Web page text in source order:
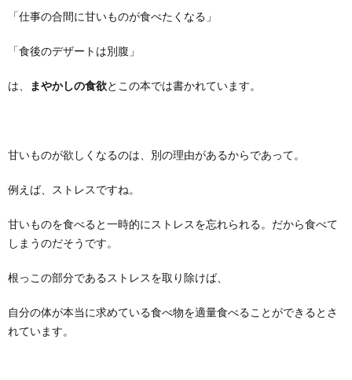
「仕事の合間に甘いものが食べたくなる」
「食後のデザートは別腹」
は、 まやかしの食欲とこの本では書かれています。
甘いものが欲しくなるのは、別の理由があるからであって。
例えば、ストレスですね。
甘いものを食べると一時的にストレスを忘れられる。だから食べて
しまうのだそうです。
根っこの部分であるストレスを取り除けば、
自分の体が本当に求めている食べ物を適量食べることができるとさ
れています。